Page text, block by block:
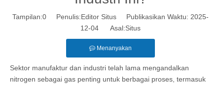
Tampilan:0 Penulis:Editor Situs Publikasikan Waktu: 2025-
12-04 Asal:Situs
Menanyakan
Sektor manufaktur dan industri telah lama mengandalkan
nitrogen sebagai gas penting untuk berbagai proses, termasuk